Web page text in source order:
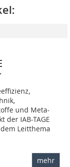
und Meta-
der IAB-TAGE
dem Leitthema
mehr